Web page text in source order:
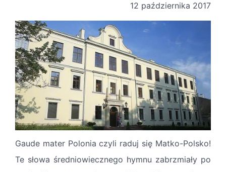
12 października 2017
Gaude mater Polonia czyli raduj się Matko-Polsko!
Te słowa średniowiecznego hymnu zabrzmiały po